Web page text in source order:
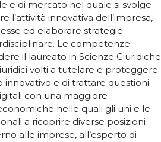
e di mercato nel quale si svolge
l’attività innovativa dell’impresa,
ed elaborare strategie
Le competenze
il laureato in Scienze Giuridiche
volti a tutelare e proteggere
e di trattare questioni
con una maggiore
nelle quali gli uni e le
a ricoprire diverse posizioni
alle imprese, all’esperto di